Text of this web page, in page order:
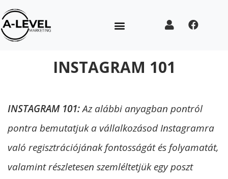
INSTAGRAM 101
INSTAGRAM 101:Az alábbi anyagban pontról
pontra bemutatjuk a vállalkozásod Instagramra
való regisztrációjának fontosságát és folyamatát,
valamint részletesen szemléltetjük egy poszt